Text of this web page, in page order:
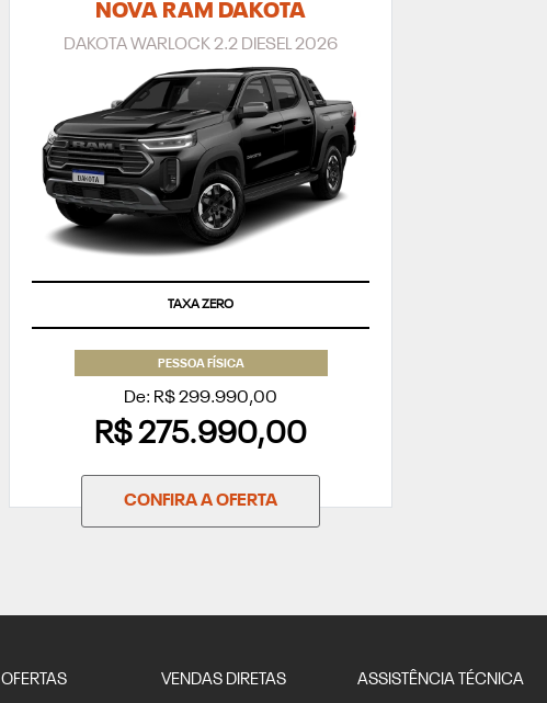
NOVA RAM DAKOTA
DAKOTA WARLOCK 2.2 DIESEL 2026
TAXA ZERO
PESSOA FÍSICA
De: R$ 299.990,00
R$ 275.990,00
CONFIRA A OFERTA
OFERTAS VENDAS DIRETAS ASSISTÊNCIA TÉCNICA